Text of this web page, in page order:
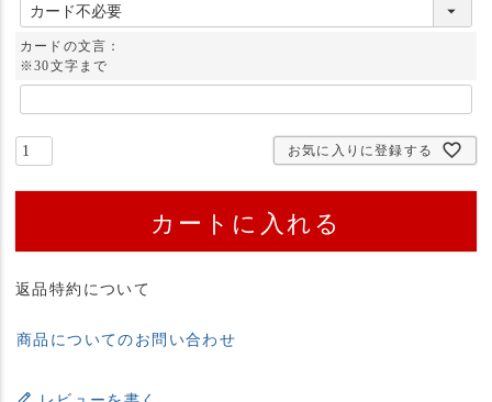
必
須
)
カードの文言：
※30文字まで
お気に入りに登録する
カートに入れる
返品特約について
商品についてのお問い合わせ